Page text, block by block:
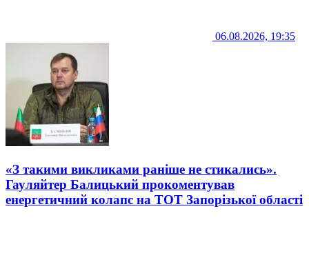
06.08.2026, 19:35
«З такими викликами раніше не стикались».
Гауляйтер Балицький прокоментував
енергетичний колапс на ТОТ Запорізької області